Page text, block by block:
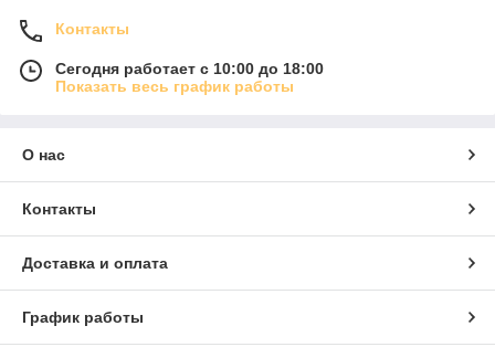
Контакты
Сегодня работает с 10:00 до 18:00
Показать весь график работы
О нас
Контакты
Доставка и оплата
График работы